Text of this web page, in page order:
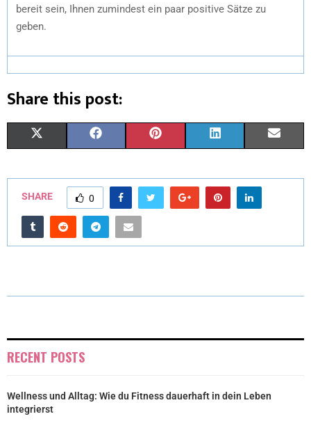
bereit sein, Ihnen zumindest ein paar positive Sätze zu
geben.
Share this post:
I
R
)
C
E
B
N
T
T
N
K
SHARE 0
RECENT POSTS
Wellness und Alltag: Wie du Fitness dauerhaft in dein Leben
integrierst